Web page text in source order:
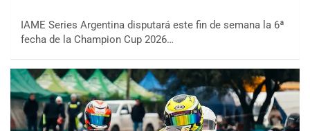
IAME Series Argentina disputará este fin de semana la 6ª
fecha de la Champion Cup 2026…